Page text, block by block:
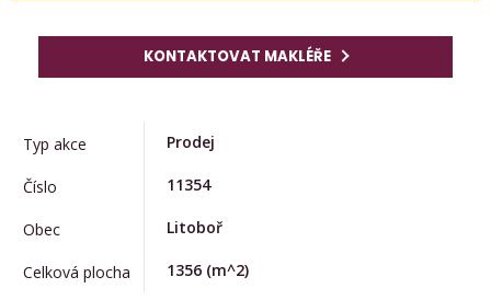
KONTAKTOVAT MAKLÉŘE
Typ akce Prodej
Číslo 11354
Obec Litoboř
Celková plocha 1356 (m^2)